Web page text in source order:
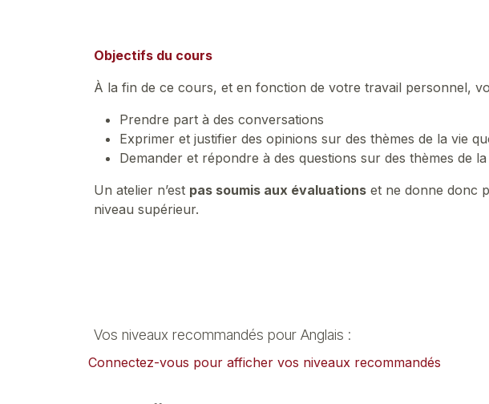
Objectifs du cours
À la fin de ce cours, et en fonction de votre travail personnel,
Prendre part à des conversations
Exprimer et justifier des opinions sur des thèmes de la vie
Demander et répondre à des questions sur des thèmes de
Un atelier n’est pas soumis aux évaluations et ne donne donc
niveau supérieur.
Vos niveaux recommandés pour Anglais :
Connectez-vous pour afficher vos niveaux recommandés